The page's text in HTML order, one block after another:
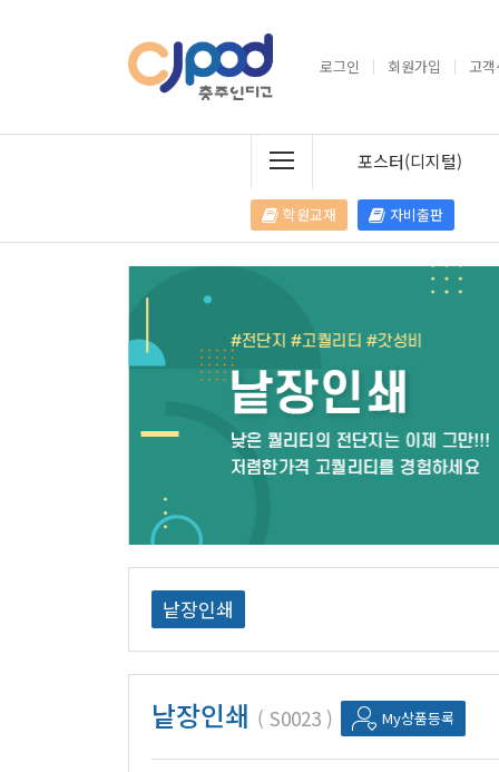
로그인 회원가입 고
포스터(디지털)
학원교재 자비출판
낱장인쇄
낱장인쇄 S0023 My상품등록